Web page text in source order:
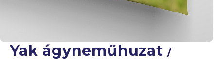
Yak ágyneműhuzat /